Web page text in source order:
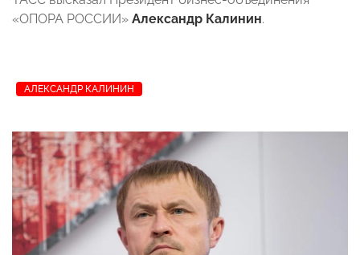
«ОПОРА РОССИИ» Александр Калинин.
АЛЕКСАНДР КАЛИНИН